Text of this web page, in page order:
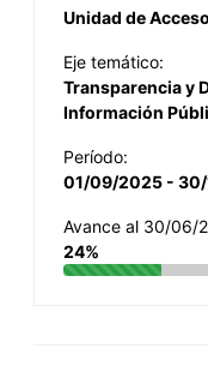
Unidad de
Eje temático:
Transparencia y
Información
Período:
01/09/2025 -
Avance al 30/06/
24%